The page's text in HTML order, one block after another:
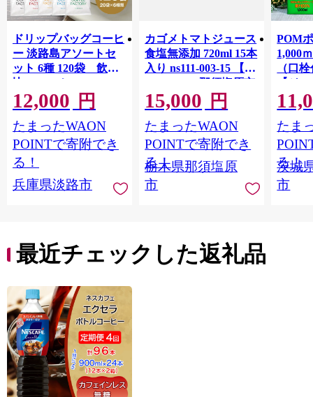
ドリップバッグコーヒ
ー 淡路島アソートセ
ット 6種 120袋 飲み
比べ コーヒー
12,000 円
たまったWAON
POINTで寄附でき
る！
兵庫県淡路市
カゴメトマトジュース
食塩無添加 720ml 15本
入り ns111-003-15 【
KAGOME 那須塩原市
ギフト トマト 野菜 ジ
ュース 飲料 ドリンク
健康 GABA 血圧 コレ
ステロール】
15,000 円
たまったWAON
POINTで寄附でき
る！
栃木県那須塩原
市
POM
1,000
（口
【ジ
Ｍ 爽
ジ 果
ンス
ンド
庫 ド
入れし
アタイ
たま
る！
茨城
市
最近チェックした返礼品